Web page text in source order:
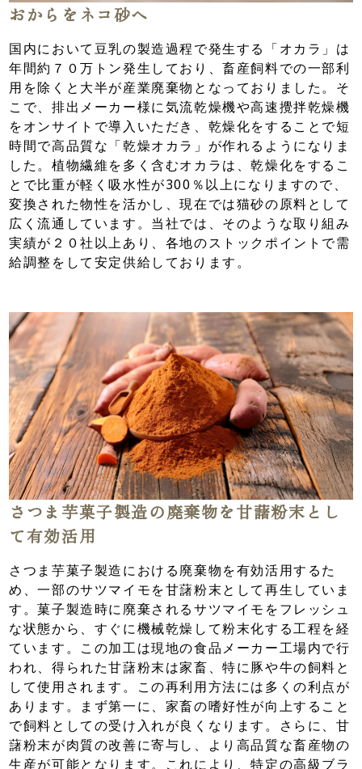
おからをネコ砂へ
国内において豆乳の製造過程で発生する「オカラ」は
年間約７０万トン発生しており、畜産飼料での一部利
用を除くと大半が産業廃棄物となっておりました。そ
こで、排出メーカー様に気流乾燥機や高速攪拌乾燥機
をオンサイトで導入いただき、乾燥化をすることで短
時間で高品質な「乾燥オカラ」が作れるようになりま
した。植物繊維を多く含むオカラは、乾燥化をするこ
とで比重が軽く吸水性が300％以上になりますので、
変換された物性を活かし、現在では猫砂の原料として
広く流通しています。当社では、そのような取り組み
実績が２０社以上あり、各地のストックポイントで需
給調整をして安定供給しております。
さつま芋菓子製造の廃棄物を甘藷粉末とし
て有効活用
さつま芋菓子製造における廃棄物を有効活用するた
め、一部のサツマイモを甘藷粉末として再生していま
す。菓子製造時に廃棄されるサツマイモをフレッシュ
な状態から、すぐに機械乾燥して粉末化する工程を経
ています。この加工は現地の食品メーカー工場内で行
われ、得られた甘藷粉末は家畜、特に豚や牛の飼料と
して使用されます。この再利用方法には多くの利点が
あります。まず第一に、家畜の嗜好性が向上すること
で飼料としての受け入れが良くなります。さらに、甘
藷粉末が肉質の改善に寄与し、より高品質な畜産物の
生産が可能となります。これにより、特定の高級ブラ